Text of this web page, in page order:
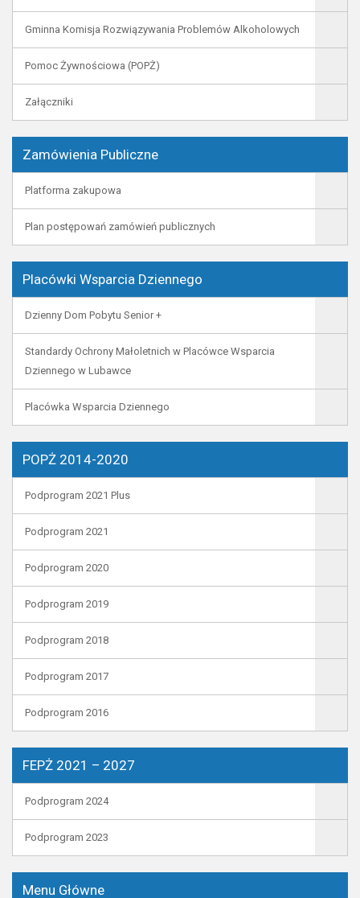
Gminna Komisja Rozwiązywania Problemów Alkoholowych
Pomoc Żywnościowa (POPŻ)
Załączniki
Zamówienia Publiczne
Platforma zakupowa
Plan postępowań zamówień publicznych
Placówki Wsparcia Dziennego
Dzienny Dom Pobytu Senior +
Standardy Ochrony Małoletnich w Placówce Wsparcia
Dziennego w Lubawce
Placówka Wsparcia Dziennego
POPŻ 2014-2020
Podprogram 2021 Plus
Podprogram 2021
Podprogram 2020
Podprogram 2019
Podprogram 2018
Podprogram 2017
Podprogram 2016
FEPŻ 2021 – 2027
Podprogram 2024
Podprogram 2023
Menu Główne